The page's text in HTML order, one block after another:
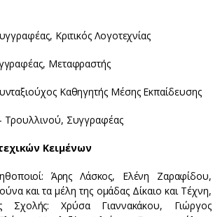
Κριτικός Λογοτεχνίας
Μεταφραστής
Καθηγητής Μέσης Εκπαίδευσης
Τρουλλινού, Συγγραφέας
Κειμένων
Άρης Λάσκος, Ελένη Zαραφίδου,
και τα μέλη της ομάδας Δίκαιο και Τέχνη,
Σχολής: Χρύσα Γιαννακάκου, Γιώργος